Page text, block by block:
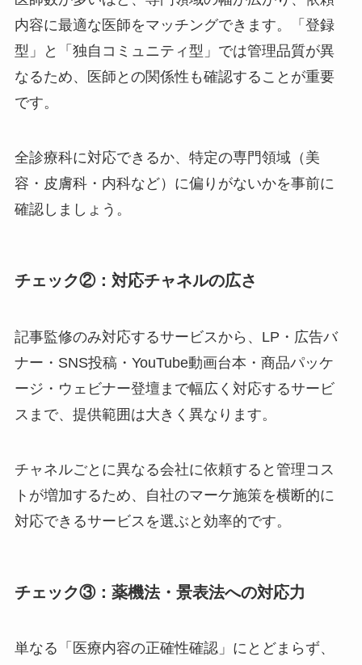
内容に最適な医師をマッチングできます。「登録
型」と「独自コミュニティ型」では管理品質が異
なるため、医師との関係性も確認することが重要
です。
全診療科に対応できるか、特定の専門領域（美
容・皮膚科・内科など）に偏りがないかを事前に
確認しましょう。
チェック②：対応チャネルの広さ
記事監修のみ対応するサービスから、LP・広告バ
ナー・SNS投稿・YouTube動画台本・商品パッケ
ージ・ウェビナー登壇まで幅広く対応するサービ
スまで、提供範囲は大きく異なります。
チャネルごとに異なる会社に依頼すると管理コス
トが増加するため、自社のマーケ施策を横断的に
対応できるサービスを選ぶと効率的です。
チェック③：薬機法・景表法への対応力
単なる「医療内容の正確性確認」にとどまらず、